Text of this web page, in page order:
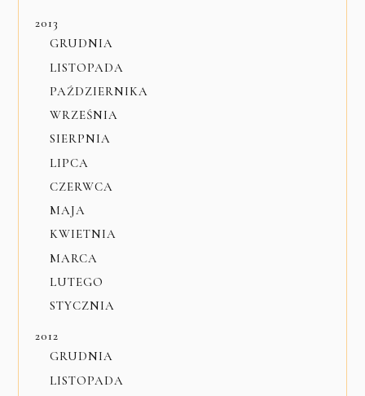
2013
GRUDNIA
LISTOPADA
PAŹDZIERNIKA
WRZEŚNIA
SIERPNIA
LIPCA
CZERWCA
MAJA
KWIETNIA
MARCA
LUTEGO
STYCZNIA
2012
GRUDNIA
LISTOPADA